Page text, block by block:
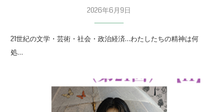
2026年6月9日
21世紀の文学・芸術・社会・政治経済…わたしたちの精神は何
処…